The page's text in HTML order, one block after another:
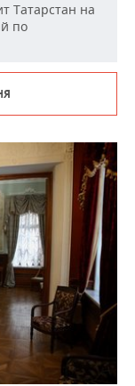
Татарстан на
по